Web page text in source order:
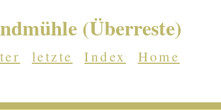
(Überreste)
letzte Index Home